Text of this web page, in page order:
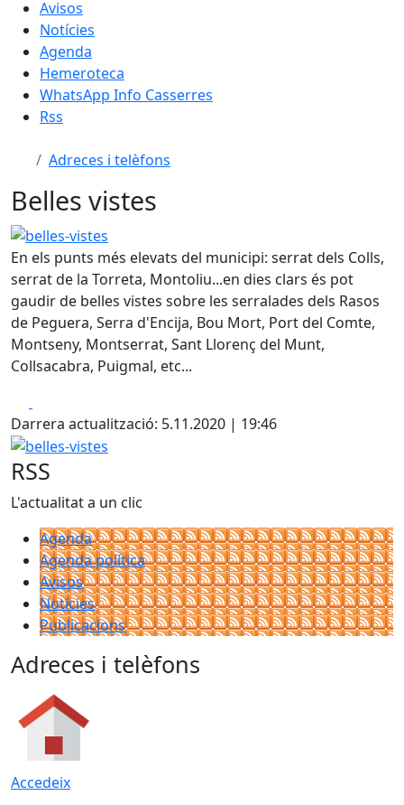
Avisos
Notícies
Agenda
Hemeroteca
WhatsApp Info Casserres
Rss
Adreces i telèfons
Belles vistes
belles-vistes
En els punts més elevats del municipi: serrat dels Colls,
serrat de la Torreta, Montoliu...en dies clars és pot
gaudir de belles vistes sobre les serralades dels Rasos
de Peguera, Serra d'Encija, Bou Mort, Port del Comte,
Montseny, Montserrat, Sant Llorenç del Munt,
Collsacabra, Puigmal, etc...
Darrera actualització: 5.11.2020 | 19:46
belles-vistes
RSS
L'actualitat a un clic
Agenda
Agenda política
Avisos
Notícies
Publicacions
Adreces i telèfons
Accedeix